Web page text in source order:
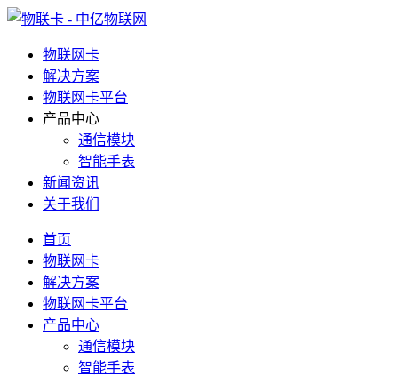
物联网卡
解决方案
物联网卡平台
产品中心
通信模块
智能手表
新闻资讯
关于我们
首页
物联网卡
解决方案
物联网卡平台
产品中心
通信模块
智能手表